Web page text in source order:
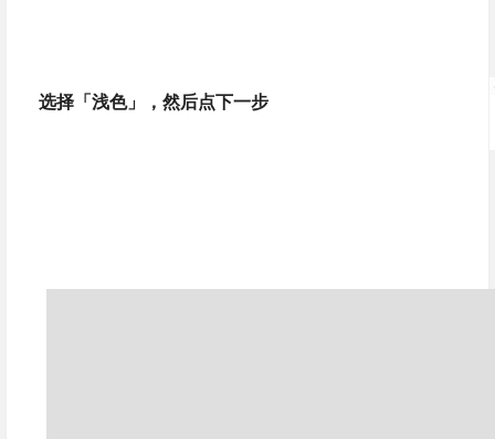
选择「浅色」，然后点下一步